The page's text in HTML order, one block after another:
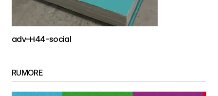
adv-H44-social
RUMORE